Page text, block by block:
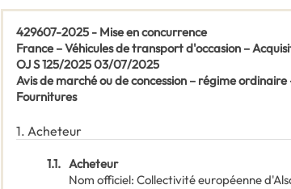
429607-2025 - Mise en concurrence
France – Véhicules de transport d'occasion –
OJ S 125/2025 03/07/2025
Avis de marché ou de concession – régime
Fournitures
1. Acheteur
1.1. Acheteur
Nom officiel: Collectivité européenne